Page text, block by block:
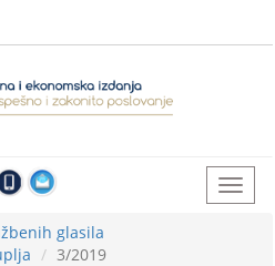
glasila
3/2019